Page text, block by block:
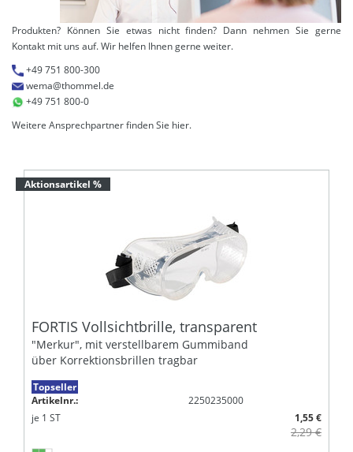
Produkten? Können Sie etwas nicht finden? Dann nehmen Sie gerne
Kontakt mit uns auf. Wir helfen Ihnen gerne weiter.
+49 751 800-300
wema@thommel.de
+49 751 800-0
Weitere Ansprechpartner finden Sie hier.
Aktionsartikel %
FORTIS Vollsichtbrille, transparent
"Merkur", mit verstellbarem Gummiband
über Korrektionsbrillen tragbar
Topseller
Artikelnr.:
2250235000
je 1 ST 1,55 €
2,29 €